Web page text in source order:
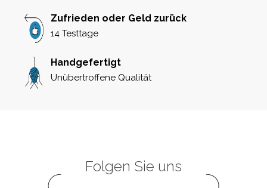
Zufrieden oder Geld zurück
14 Testtage
Handgefertigt
Unübertroffene Qualität
Folgen Sie uns